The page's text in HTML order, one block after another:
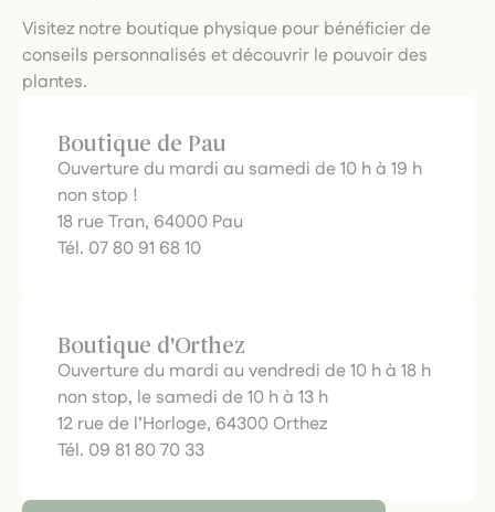
Visitez notre boutique physique pour bénéficier de
conseils personnalisés et découvrir le pouvoir des
plantes.
Boutique de Pau
Ouverture du mardi au samedi de 10 h à 19 h
non stop !
18 rue Tran, 64000 Pau
Tél. 07 80 91 68 10
Boutique d'Orthez
Ouverture du mardi au vendredi de 10 h à 18 h
non stop, le samedi de 10 h à 13 h
12 rue de l’Horloge, 64300 Orthez
Tél. 09 81 80 70 33